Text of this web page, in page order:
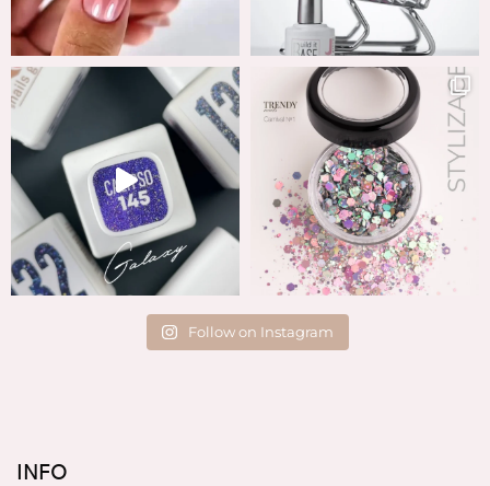
Follow on Instagram
INFO